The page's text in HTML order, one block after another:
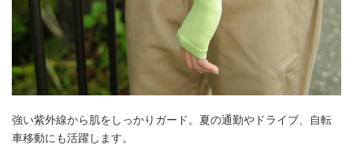
強い紫外線から肌をしっかりガード。夏の通勤やドライブ、自転
車移動にも活躍します。